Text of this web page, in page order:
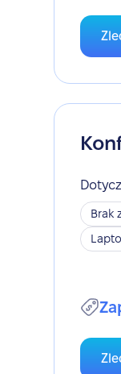
Brak